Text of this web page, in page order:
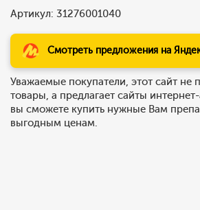
Артикул: 31276001040
Смотреть предложения на
Уважаемые покупатели, этот сайт не
товары, а предлагает сайты интернет-
вы сможете купить нужные Вам
выгодным ценам.